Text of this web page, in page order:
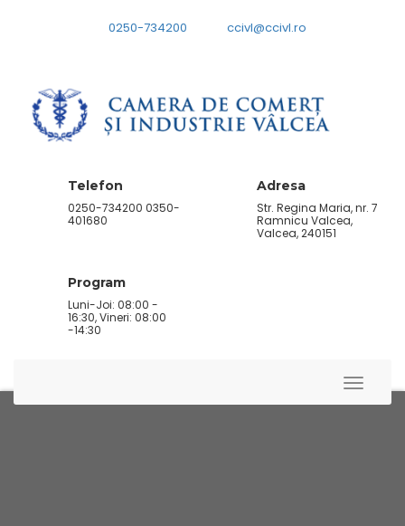
0250-734200 ccivl@ccivl.ro
Telefon
0250-734200 0350-
401680
Adresa
Str. Regina Maria, nr. 7
Ramnicu Valcea,
Valcea, 240151
Program
Luni-Joi: 08:00 -
16:30, Vineri: 08:00
-14:30
Toggle